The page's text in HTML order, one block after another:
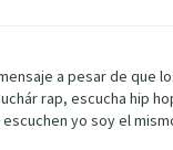
a pesar de
rap, escucha hip
yo soy el